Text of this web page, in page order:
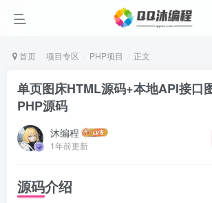
首页 项目专区 PHP项目 正文
单页图床HTML源码+本地API接口
PHP源码
沐编程
1年前更新
源码介绍